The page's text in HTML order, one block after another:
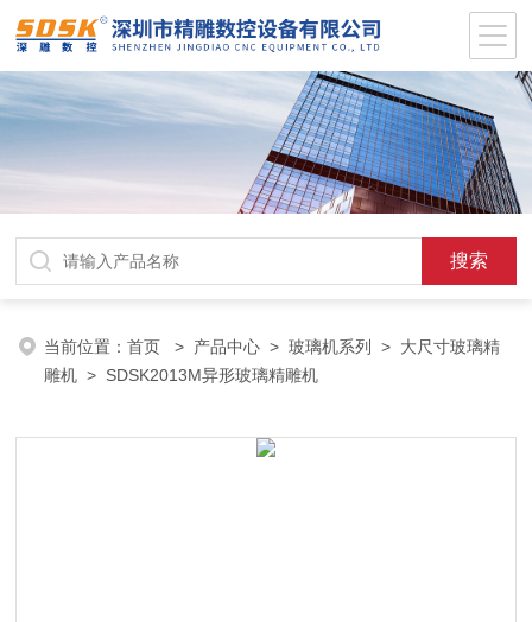
当前位置：首页 > 产品中心 >玻璃机系列 > 大尺寸玻璃精
雕机 > SDSK2013M异形玻璃精雕机